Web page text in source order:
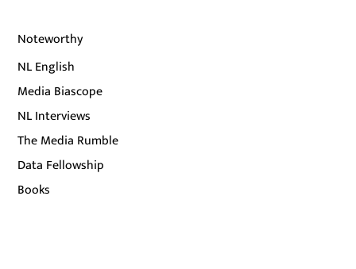
Noteworthy
NL English
Media Biascope
NL Interviews
The Media Rumble
Data Fellowship
Books